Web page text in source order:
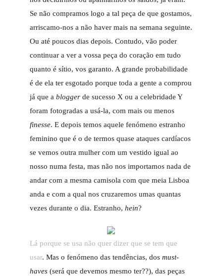
Se não compramos logo a tal peça de que gostamos,
arriscamo-nos a não haver mais na semana seguinte.
Ou até poucos dias depois. Contudo, vão poder
continuar a ver a vossa peça do coração em tudo
quanto é sítio, vos garanto. A grande probabilidade
é de ela ter esgotado porque toda a gente a comprou
já que a blogger de sucesso X ou a celebridade Y
foram fotogradas a usá-la, com mais ou menos
finesse. E depois temos aquele fenómeno estranho
feminino que é o de termos quase ataques cardíacos
se vemos outra mulher com um vestido igual ao
nosso numa festa, mas não nos importamos nada de
andar com a mesma camisola com que meia Lisboa
anda e com a qual nos cruzaremos umas quantas
vezes durante o dia. Estranho, hein?
Lá porque se usa não quer dizer que se tem que
usar. Mas o fenómeno das tendências, dos must-
haves (será que devemos mesmo ter??), das peças